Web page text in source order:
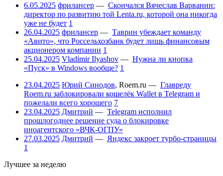
6.05.2025 фрилансер — Скончался Вячеслав Варванин:
директор по развитию той Lenta.ru, которой она никогда
уже не будет 1
26.04.2025 фрилансер — Таврин убеждает команду
«Авито», что Россельхозбанк будет лишь финансовым
акционером компании 1
25.04.2025 Vladimir Ilyashov — Нужна ли кнопка
«Пуск» в Windows вообще? 1
23.04.2025 Юрий Синодов, Roem.ru — Главреду
Roem.ru заблокировали кошелёк Wallet в Telegram и
пожелали всего хорошего 7
23.04.2025 Дмитрий — Telegram исполнил
прошлогоднее решение суда о блокировке
иноагентского «ВЧК-ОГПУ»
27.03.2025 Дмитрий — Яндекс закроет турбо-страницы
1
Лучшее за неделю